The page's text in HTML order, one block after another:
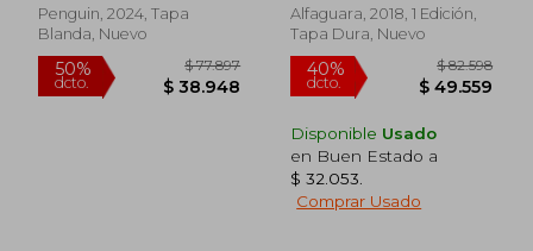
50%
dcto.
Penguin, 2024, Tapa
Blanda, Nuevo
Alfaguara, 2018, 1 Edición,
Tapa Dura, Nuevo
Disponible Usado
en Buen Estado a
$ 32.053
Comprar Usado